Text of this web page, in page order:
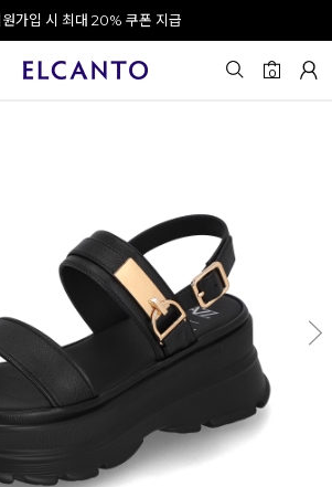
10시 이전 결제 완료 시 오늘 출발!
가입 시 최대 20% 쿠폰 지급
0